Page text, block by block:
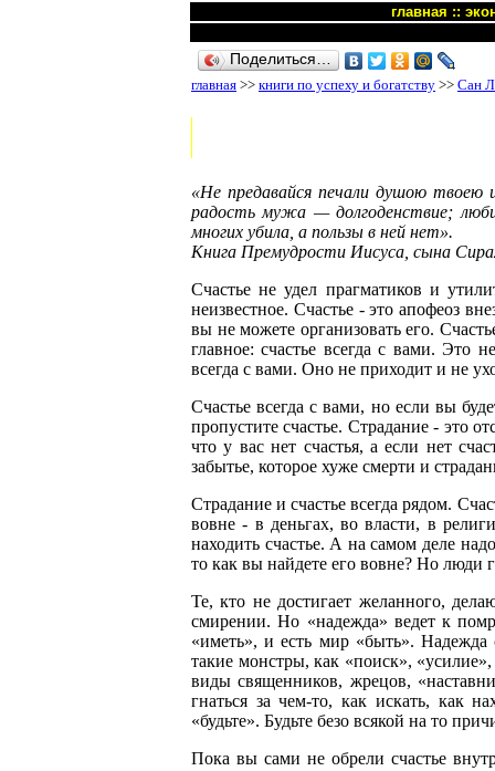
главная ::
Поделиться…
главная >> книги по успеху и богатству >> Сан
«Не предавайся печали душою твоею
радость мужа — долгоденствие;
многих убила, а пользы в ней нет».
Книга Премудрости Иисуса, сына
Счастье не удел прагматиков и
неизвестное. Счастье - это апофеоз
вы не можете организовать его.
главное: счастье всегда с вами. Это
всегда с вами. Оно не приходит и не
Счастье всегда с вами, но если вы
пропустите счастье. Страдание - это
что у вас нет счастья, а если нет
забытье, которое хуже смерти и
Страдание и счастье всегда рядом.
вовне - в деньгах, во власти, в
находить счастье. А на самом деле
то как вы найдете его вовне? Но люди
Те, кто не достигает желанного,
смирении. Но «надежда» ведет к
«иметь», и есть мир «быть».
такие монстры, как «поиск»,
виды священников, жрецов,
гнаться за чем-то, как искать, как
«будьте». Будьте безо всякой на то
Пока вы сами не обрели счастье